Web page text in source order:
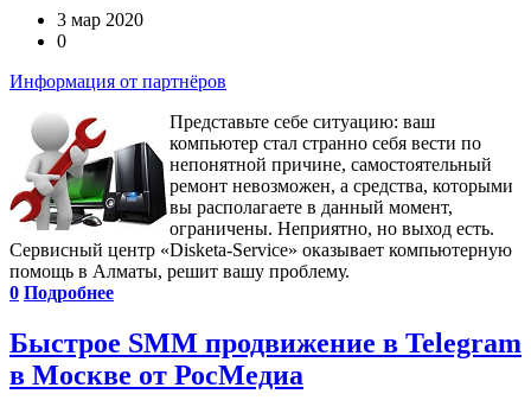
3 мар 2020
0
Информация от партнёров
Представьте себе ситуацию: ваш
компьютер стал странно себя вести по
непонятной причине, самостоятельный
ремонт невозможен, а средства, которыми
вы располагаете в данный момент,
ограничены. Неприятно, но выход есть.
Сервисный центр «Disketa-Service» оказывает компьютерную
помощь в Алматы, решит вашу проблему.
0 Подробнее
Быстрое SMM продвижение в Telegram
в Москве от РосМедиа